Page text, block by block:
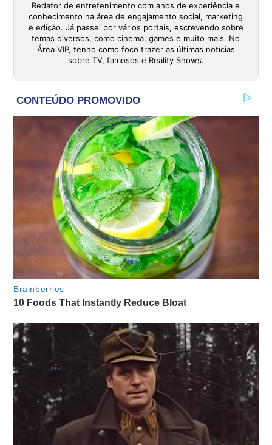
Redator de entretenimento com anos de experiência e
conhecimento na área de engajamento social, marketing
e edição. Já passei por vários portais, escrevendo sobre
temas diversos, como cinema, games e muito mais. No
Área VIP, tenho como foco trazer as últimas notícias
sobre TV, famosos e Reality Shows.